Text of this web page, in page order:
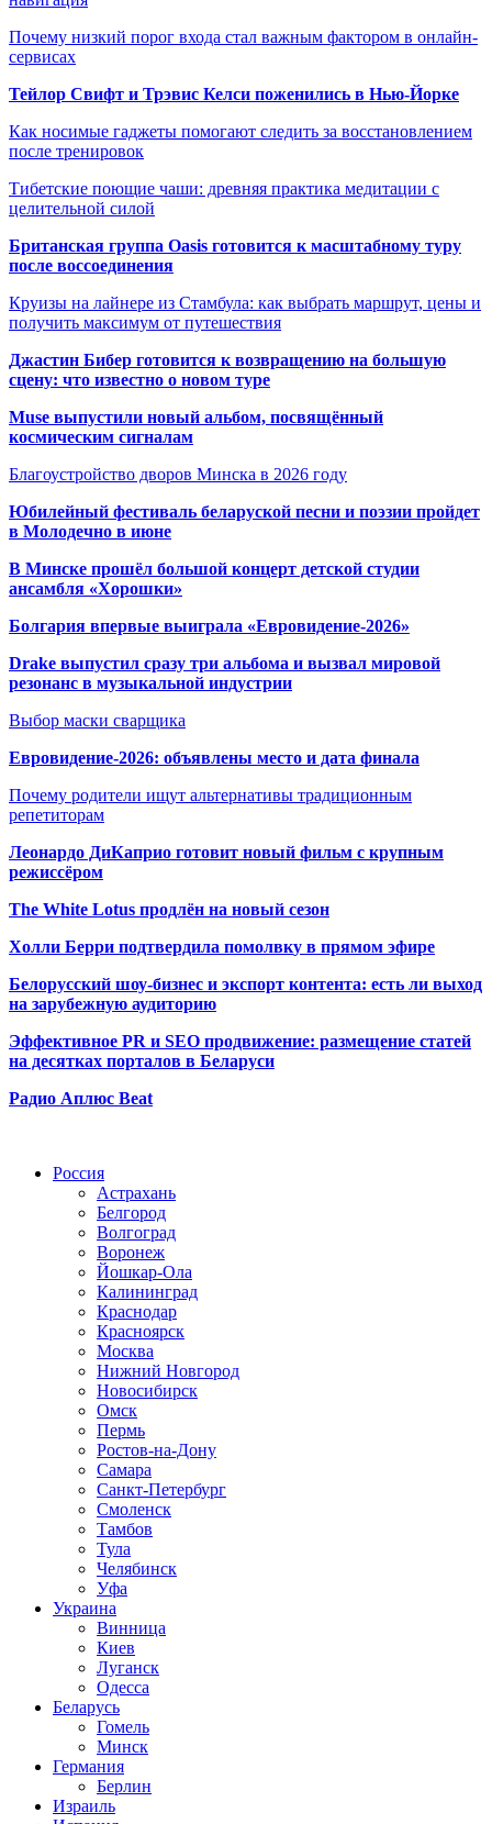
Почему низкий порог входа стал важным фактором в онлайн-
сервисах
Тейлор Свифт и Трэвис Келси поженились в Нью-Йорке
Как носимые гаджеты помогают следить за восстановлением
после тренировок
Тибетские поющие чаши: древняя практика медитации с
целительной силой
Британская группа Oasis готовится к масштабному туру
после воссоединения
Круизы на лайнере из Стамбула: как выбрать маршрут, цены и
получить максимум от путешествия
Джастин Бибер готовится к возвращению на большую
сцену: что известно о новом туре
Muse выпустили новый альбом, посвящённый
космическим сигналам
Благоустройство дворов Минска в 2026 году
Юбилейный фестиваль беларуской песни и поэзии пройдет
в Молодечно в июне
В Минске прошёл большой концерт детской студии
ансамбля «Хорошки»
Болгария впервые выиграла «Евровидение-2026»
Drake выпустил сразу три альбома и вызвал мировой
резонанс в музыкальной индустрии
Выбор маски сварщика
Евровидение-2026: объявлены место и дата финала
Почему родители ищут альтернативы традиционным
репетиторам
Леонардо ДиКаприо готовит новый фильм с крупным
режиссёром
The White Lotus продлён на новый сезон
Холли Берри подтвердила помолвку в прямом эфире
Белорусский шоу-бизнес и экспорт контента: есть ли выход
на зарубежную аудиторию
Эффективное PR и SEO продвижение: размещение статей
на десятках порталов в Беларуси
Радио Аплюс Beat
Россия
Астрахань
Белгород
Волгоград
Воронеж
Йошкар-Ола
Калининград
Краснодар
Красноярск
Москва
Нижний Новгород
Новосибирск
Омск
Пермь
Ростов-на-Дону
Самара
Санкт-Петербург
Смоленск
Тамбов
Тула
Челябинск
Уфа
Украина
Винница
Киев
Луганск
Одесса
Беларусь
Гомель
Минск
Германия
Берлин
Израиль